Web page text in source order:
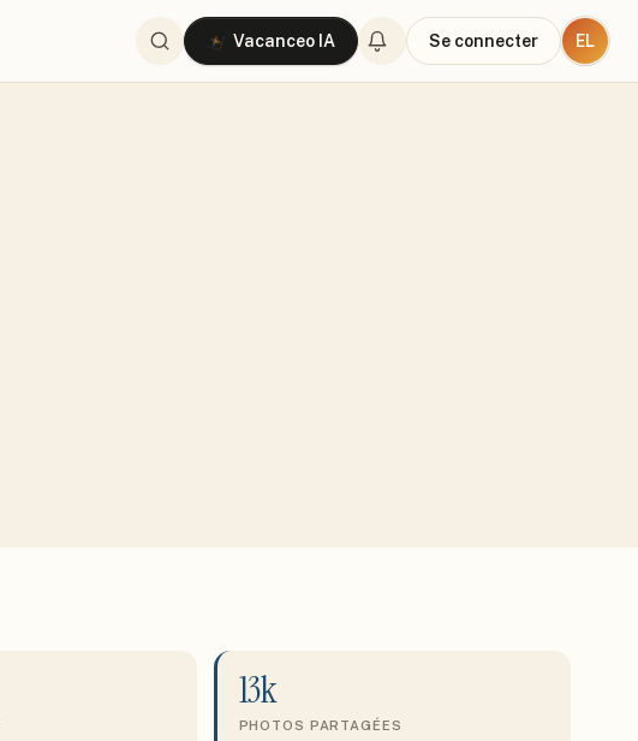
Vacanceo IA Se connecter EL
13k
PHOTOS PARTAGÉES